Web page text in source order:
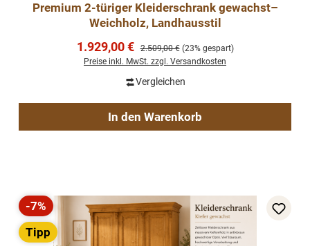
Premium 2-türiger Kleiderschrank gewachst–
Weichholz, Landhausstil
Verkaufspreis:
1.929,00 € Regulärer Preis:
2.509,00 € (23% gespart)
Preise inkl. MwSt. zzgl. Versandkosten
Vergleichen
In den Warenkorb
Rabatt
-7%
Tipp